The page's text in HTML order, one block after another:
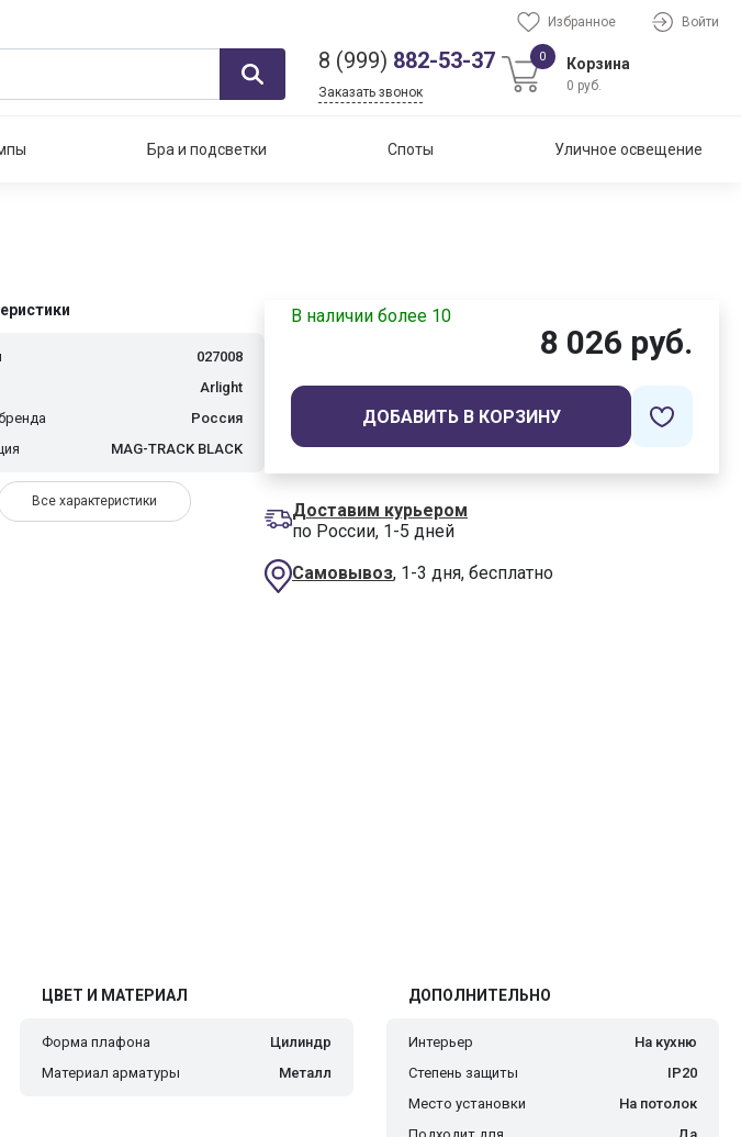
Избранное Войти
8 (999) 882-53-37
Заказать звонок
0 Корзина
0 руб.
Бра и подсветки Споты Уличное освещение
027008
Arlight
Россия
MAG-TRACK BLACK
Все характеристики
В наличии более 10
8 026 руб.
ДОБАВИТЬ В КОРЗИНУ
Доставим курьером
по России, 1-5 дней
Самовывоз, 1-3 дня, бесплатно
ЦВЕТ И МАТЕРИАЛ
Форма плафона
Цилиндр
Материал арматуры
Металл
ДОПОЛНИТЕЛЬНО
Интерьер
На кухню
Степень защиты
IP20
Место установки
На потолок